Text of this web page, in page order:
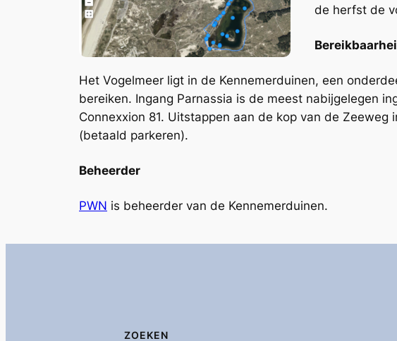
de herfst de
Het Vogelmeer ligt in de Kennemerduinen, een
bereiken. Ingang Parnassia is de meest nabijgelegen
Connexxion 81. Uitstappen aan de kop van de
(betaald parkeren).
Beheerder
PWN is beheerder van de Kennemerduinen.
ZOEKEN